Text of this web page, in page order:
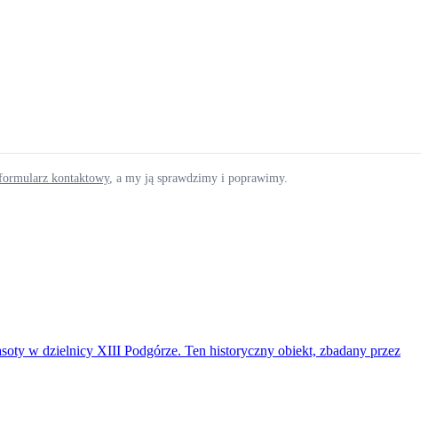
kontaktowy, a my ją sprawdzimy i poprawimy.
w dzielnicy XIII Podgórze. Ten historyczny obiekt, zbadany przez